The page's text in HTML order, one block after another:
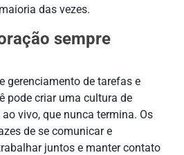
das vezes.
sempre
gerenciamento de tarefas e
pode criar uma cultura de
vivo, que nunca termina. Os
de se comunicar e
juntos e manter contato